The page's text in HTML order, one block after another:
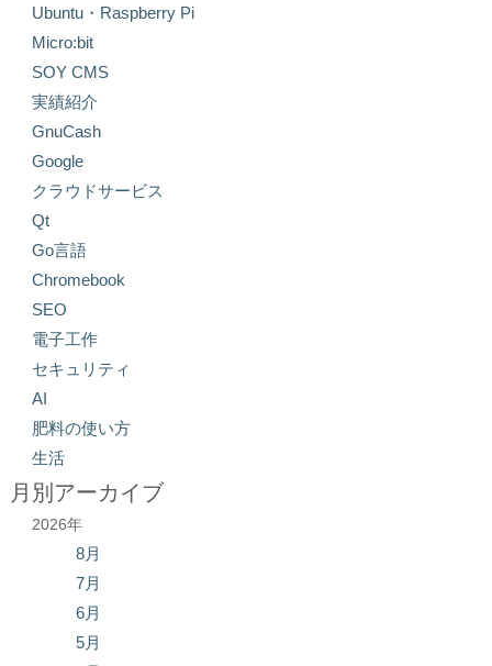
Ubuntu・Raspberry Pi
Micro:bit
SOY CMS
実績紹介
GnuCash
Google
クラウドサービス
Qt
Go言語
Chromebook
SEO
電子工作
セキュリティ
AI
肥料の使い方
生活
月別アーカイブ
2026年
8月
7月
6月
5月